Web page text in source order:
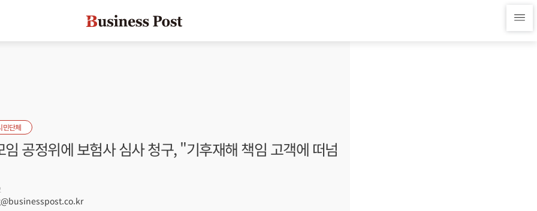
민단체
공정위에 보험사 심사 청구, "기후재해 책임 고객에 떠넘